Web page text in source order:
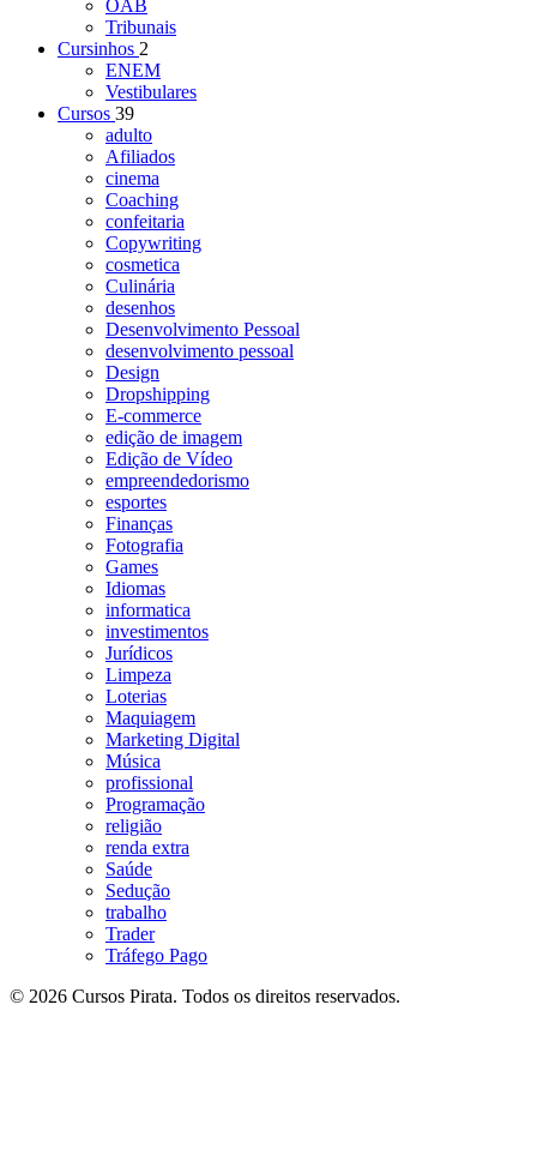
OAB
Tribunais
Cursinhos 2
ENEM
Vestibulares
Cursos 39
adulto
Afiliados
cinema
Coaching
confeitaria
Copywriting
cosmetica
Culinária
desenhos
Desenvolvimento Pessoal
desenvolvimento pessoal
Design
Dropshipping
E-commerce
edição de imagem
Edição de Vídeo
empreendedorismo
esportes
Finanças
Fotografia
Games
Idiomas
informatica
investimentos
Jurídicos
Limpeza
Loterias
Maquiagem
Marketing Digital
Música
profissional
Programação
religião
renda extra
Saúde
Sedução
trabalho
Trader
Tráfego Pago
© 2026 Cursos Pirata. Todos os direitos reservados.